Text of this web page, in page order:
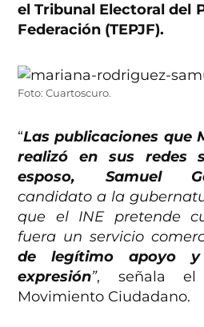
el Tribunal Electoral del
Federación (TEPJF).
Foto: Cuartoscuro.
“Las publicaciones que
realizó en sus redes
esposo, Samuel
candidato a la
que el INE pretende
fuera un servicio
de legítimo apoyo
expresión”, señala el
Movimiento Ciudadano.